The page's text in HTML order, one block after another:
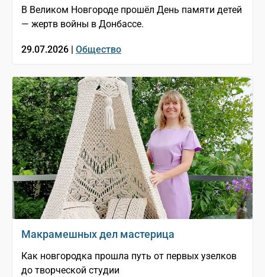
В Великом Новгороде прошёл День памяти детей
— жертв войны в Донбассе.
29.07.2026 | Общество
Макрамешных дел мастерица
Как новгородка прошла путь от первых узелков
до творческой студии